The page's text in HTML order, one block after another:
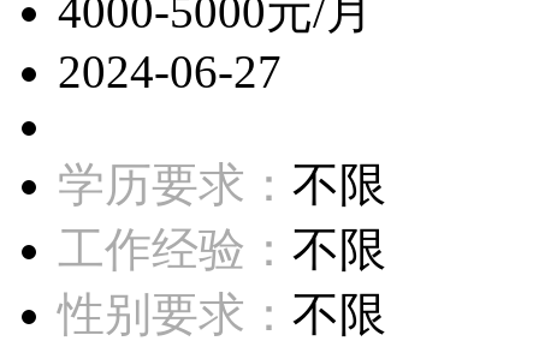
4000-5000元/月
2024-06-27
学历要求： 不限
工作经验： 不限
性别要求： 不限